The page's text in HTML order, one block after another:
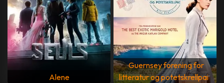
Alene
Guernsey forening for
litteratur og potetskrellpai